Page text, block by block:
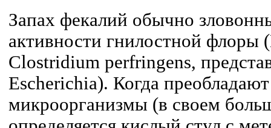
Запах фекалий обычно
активности гнилостной флоры
Clostridium perfringens,
Escherichia). Когда
микроорганизмы (в своем